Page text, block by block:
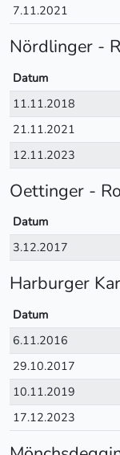
7.11.2021
Nördlinger -
Datum
11.11.2018
21.11.2021
12.11.2023
Oettinger -
Datum
3.12.2017
Harburger
Datum
6.11.2016
29.10.2017
10.11.2019
17.12.2023